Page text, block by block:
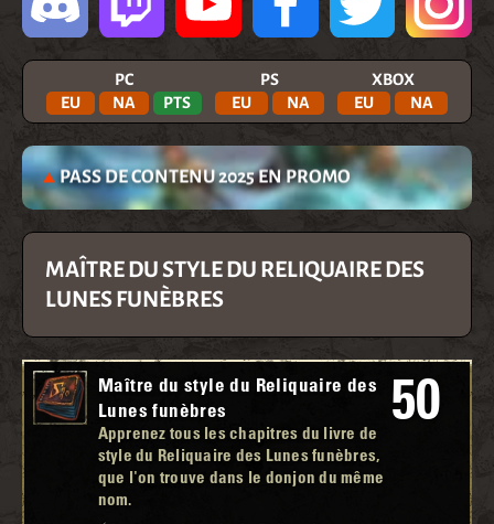
PC
EU
NA PTS
PS
EU
NA
XBOX
EU
NA
PASS DE CONTENU 2025 EN PROMO
MAÎTRE DU STYLE DU RELIQUAIRE DES
LUNES FUNÈBRES
Maître du style du Reliquaire des
Lunes funèbres
Apprenez tous les chapitres du livre de
style du Reliquaire des Lunes funèbres,
que l'on trouve dans le donjon du même
nom.
50